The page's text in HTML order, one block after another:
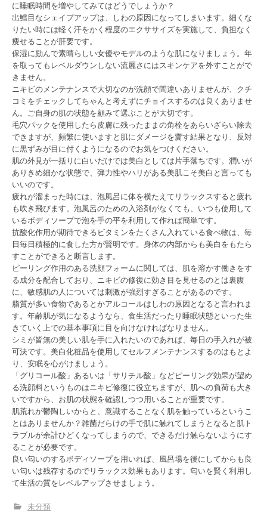
に睡眠時間を増やしてみてはどうでしょうか？
出鱈目なシェイプアップは、しわの原因になってしまいます。細くな
りたい時には軽く汗をかく程度のエクササイズを実施して、負担なく
痩せることが肝要です。
保湿に励んで素晴らしい女優やモデルのような肌になりましょう。年
を取ってもレベルダウンしない流麗さにはスキンケアを外すことがで
きません。
ニキビのメンテナンスで大切なのが洗顔で間違いありませんが、クチ
コミをチェックしてちゃんと考えずにチョイスするのは良くありませ
ん。ご自身の肌の状態を顧みて選ぶことが大切です。
毛穴パックを使用したら皮膚に残ったままの角栓をあらいざらい除去
できますが、頻繁に使いますと肌にダメージを齎す結果となり、反対
に黒ずみが目に付くようになるのでお気をつけください。
肌の外見が一括りに白いだけでは美白としては片手落ちです。潤いが
ありきめ細かな状態で、弾力性やハリがある美肌こそ美白と言っても
いいのです。
疲れが溜まった時には、泡風呂に体を横たえてリラックスすると疲れ
も吹き飛びます。泡風呂のための入浴剤がなくても、いつも使用して
いるボディソープで泡を手の平を利用して作れば簡単です。
抗酸化作用が期待できるビタミンをたくさん入れている食べ物は、毎
日毎日積極的に食した方が賢明です。身体の内部からも美白をもたら
すことができると断言します。
ピーリング作用のある洗顔フォームに関しては、肌を溶かす働きをす
る成分を配合しており、ニキビの修復に効き目を見せるのとは裏腹
に、敏感肌の人については刺激が強烈すぎることがあるのです。
脂質が多い食物であるとかアルコールはしわの原因となると言われま
す。年齢肌が気になるようなら、食生活だったり睡眠状態といった生
きていく上での基本事項に目を向けなければなりません。
シミが皆無の美しい肌を手に入れたいのであれば、毎日の手入れが被
可決です。美白化粧品を使用してセルフメンテナンスするのはもとよ
り、安眠を心がけましょう。
「グリコール酸」あるいは「サリチル酸」などピーリング効果が望め
る洗顔料というものはニキビ修復に役立ちますが、肌への負荷も大き
いですから、お肌の状態を確認しつつ用いることが重要です。
肌荒れが鬱陶しいからと、意識することなく肌を触っているというこ
とはありませんか？雑菌だらけの手で肌に触れてしまうとなると肌ト
ラブルが余計ひどくなってしまうので、できるだけ触らないようにす
ることが必要です。
良い匂いのするボディソープを用いれば、風呂場を後にしてからも良
い匂いは残存するのでリラックス効果もあります。匂いを賢く利用し
て生活の質をレベルアップさせましょう。
未分類